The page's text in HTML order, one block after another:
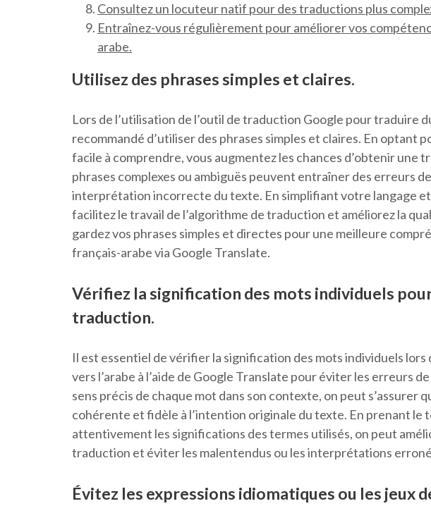
Consultez un locuteur natif pour des traductions plus
Entraînez-vous régulièrement pour améliorer vos
arabe.
Utilisez des phrases simples et claires.
Lors de l’utilisation de l’outil de traduction Google pour traduire
recommandé d’utiliser des phrases simples et claires. En optant
facile à comprendre, vous augmentez les chances d’obtenir une
phrases complexes ou ambiguës peuvent entraîner des erreurs
interprétation incorrecte du texte. En simplifiant votre langage
facilitez le travail de l’algorithme de traduction et améliorez la
gardez vos phrases simples et directes pour une meilleure
français-arabe via Google Translate.
Vérifiez la signification des mots individuels
traduction.
Il est essentiel de vérifier la signification des mots individuels
vers l’arabe à l’aide de Google Translate pour éviter les erreurs
sens précis de chaque mot dans son contexte, on peut s’assurer
cohérente et fidèle à l’intention originale du texte. En prenant le
attentivement les significations des termes utilisés, on peut
traduction et éviter les malentendus ou les interprétations
Évitez les expressions idiomatiques ou les jeux